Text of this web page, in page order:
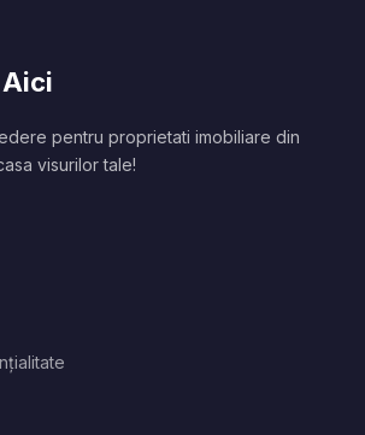
pentru proprietati imobiliare din
visurilor tale!